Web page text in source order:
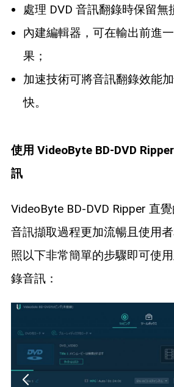
處理 DVD 音訊翻錄時保留無
內建編輯器，可在輸出前進
果；
加速技術可將音訊翻錄效能
快。
使用 VideoByte BD-DVD
訊
VideoByte BD-DVD Ripper 直
音訊擷取過程更加流暢且使用
照以下非常簡單的步驟即可使
錄音訊：